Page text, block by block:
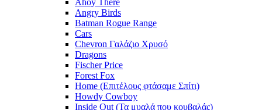
Angry Birds
Batman Rogue Range
Cars
Chevron Γαλάζιο Χρυσό
Dragons
Fischer Price
Forest Fox
Home (Επιτέλους φτάσαμε Σπίτι)
Howdy Cowboy
Inside Out (Τα μυαλά που κουβαλάς)